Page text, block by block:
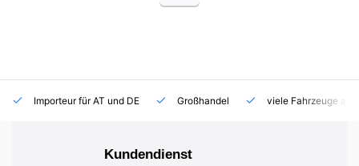
Importeur für AT und DE Großhandel viele Fahrzeuge auf
Kundendienst